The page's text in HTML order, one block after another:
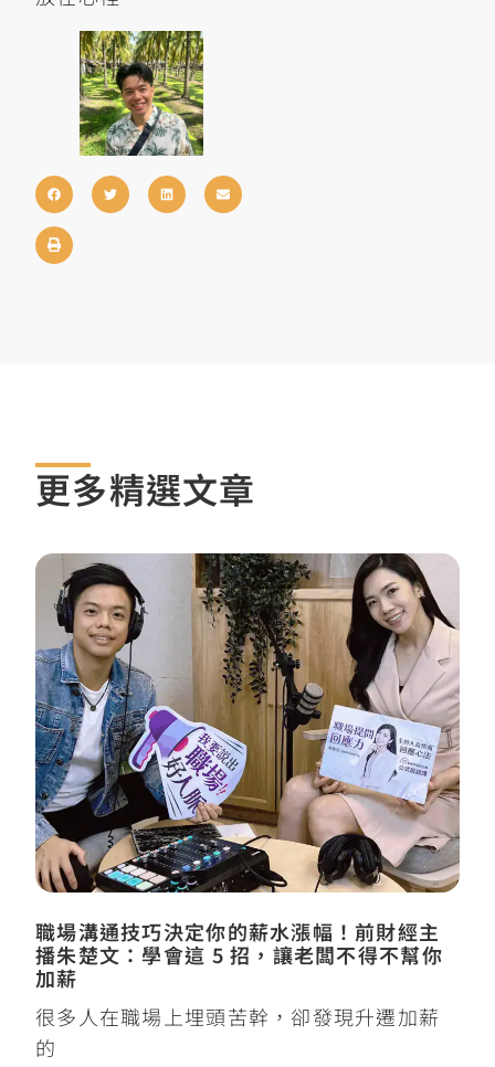
更多精選文章
職場溝通技巧決定你的薪水漲幅！前財經主
播朱楚文：學會這 5 招，讓老闆不得不幫你
加薪
很多人在職場上埋頭苦幹，卻發現升遷加薪
的